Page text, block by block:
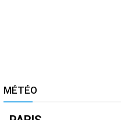
MÉTÉO